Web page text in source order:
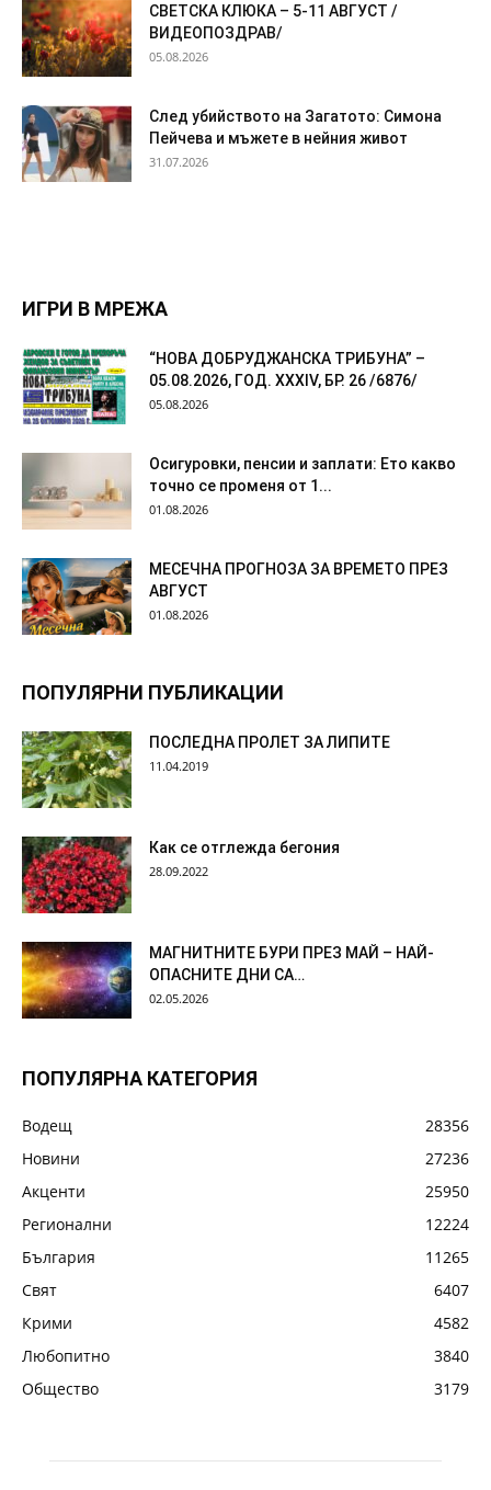
СВЕТСКА КЛЮКА – 5-11 АВГУСТ /
ВИДЕОПОЗДРАВ/
05.08.2026
След убийството на Загатото: Симона
Пейчева и мъжете в нейния живот
31.07.2026
ИГРИ В МРЕЖА
“НОВА ДОБРУДЖАНСКА ТРИБУНА” –
05.08.2026, ГОД. XXХIV, БР. 26 /6876/
05.08.2026
Осигуровки, пенсии и заплати: Ето какво
точно се променя от 1...
01.08.2026
МЕСЕЧНА ПРОГНОЗА ЗА ВРЕМЕТО ПРЕЗ
АВГУСТ
01.08.2026
ПОПУЛЯРНИ ПУБЛИКАЦИИ
ПОСЛЕДНА ПРОЛЕТ ЗА ЛИПИТЕ
11.04.2019
Как се отглежда бегония
28.09.2022
МАГНИТНИТЕ БУРИ ПРЕЗ МАЙ – НАЙ-
ОПАСНИТЕ ДНИ СА…
02.05.2026
ПОПУЛЯРНА КАТЕГОРИЯ
Водещ
28356
Новини
27236
Акценти
25950
Регионални
12224
България
11265
Свят
6407
Крими
4582
Любопитно
3840
Общество
3179